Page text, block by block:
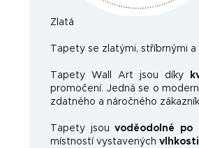
Zlatá
Tapety se zlatými, stříbrnými
Tapety Wall Art jsou díky
promočení. Jedná se o
zdatného a náročného
Tapety jsouvoděodolné po
místností vystavenýchvlhkosti